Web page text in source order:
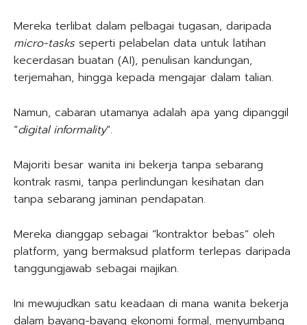
Mereka terlibat dalam pelbagai tugasan, daripada
micro-tasks seperti pelabelan data untuk latihan
kecerdasan buatan (AI), penulisan kandungan,
terjemahan, hingga kepada mengajar dalam talian.
Namun, cabaran utamanya adalah apa yang dipanggil
“digital informality“.
Majoriti besar wanita ini bekerja tanpa sebarang
kontrak rasmi, tanpa perlindungan kesihatan dan
tanpa sebarang jaminan pendapatan.
Mereka dianggap sebagai “kontraktor bebas” oleh
platform, yang bermaksud platform terlepas daripada
tanggungjawab sebagai majikan.
Ini mewujudkan satu keadaan di mana wanita bekerja
dalam bayang-bayang ekonomi formal, menyumbang